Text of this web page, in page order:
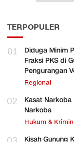
TERPOPULER
01
Diduga Minim
Fraksi PKS di
Pengurangan
Regional
02
Kasat
Narkoba
Hukum &
Kisah Gunung